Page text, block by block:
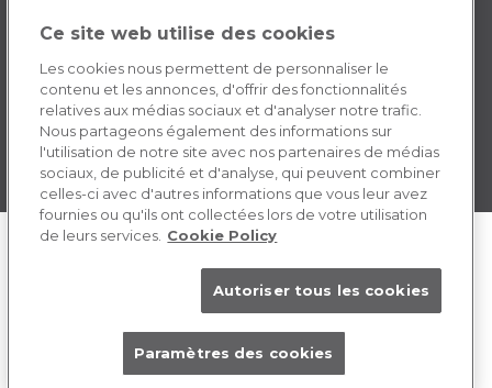
Cookie
Ce site web utilise des cookies
Les cookies nous permettent de personnaliser le
contenu et les annonces, d'offrir des fonctionnalités
relatives aux médias sociaux et d'analyser notre trafic.
Nous partageons également des informations sur
l'utilisation de notre site avec nos partenaires de médias
sociaux, de publicité et d'analyse, qui peuvent combiner
celles-ci avec d'autres informations que vous leur avez
fournies ou qu'ils ont collectées lors de votre utilisation
de leurs services. Cookie Policy
Autoriser tous les cookies
Paramètres des cookies